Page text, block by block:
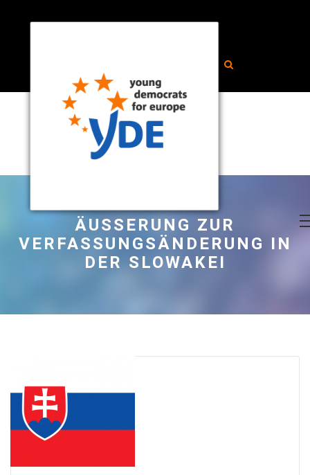
ÄUSSERUNG ZUR V
ERFASSUNGSÄNDERUNG IN D
ER SLOWAKEI